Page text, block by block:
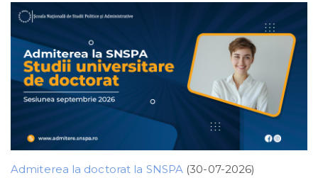
Admiterea la doctorat la SNSPA (30-07-2026)